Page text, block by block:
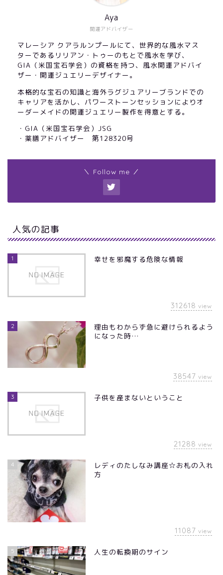
開運アドバイザー
Aya
マレーシア クアラルンプールにて、世界的な風水マス
ターであるリリアン・トゥーのもとで風水を学び、
GIA（米国宝石学会）の資格を持つ、風水開運アドバイ
ザー・開運ジュエリーデザイナー。
本格的な宝石の知識と海外ラグジュアリーブランドでの
キャリアを活かし、パワーストーンセッションによりオ
ーダーメイドの開運ジュエリー製作を得意とする。
・GIA（米国宝石学会）JSG
・薬膳アドバイザー 第128320号
＼ Follow me ／
人気の記事
1 幸せを邪魔する危険な情報
312618 view
2
理由もわからず急に避けられるよう
になった時…
38547 view
3 子供を産まないということ
21288 view
4
レディのたしなみ講座☆お札の入れ
方
11087 view
5 人生の転換期のサイン